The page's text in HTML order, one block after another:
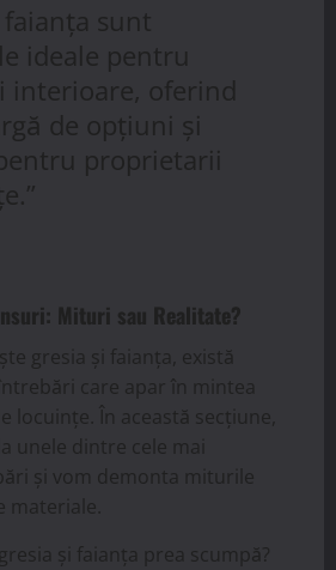
faianța sunt
ideale pentru
interioare, oferind
de opțiuni și
proprietarii
Mituri sau Realitate?
gresia și faianța, există
care apar în mintea
locuințe. În această secțiune,
unele dintre cele mai
și vom demonta miturile
materiale.
și faianța prea scumpă?